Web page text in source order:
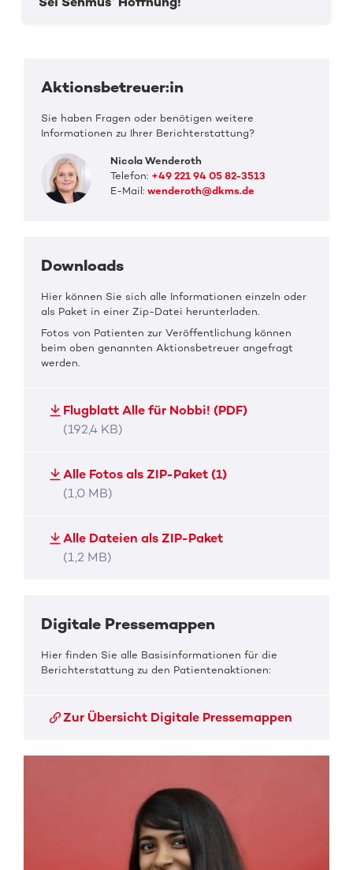
Aktionsbetreuer:in
Sie haben Fragen oder benötigen weitere
Informationen zu Ihrer Berichterstattung?
Nicola Wenderoth
Telefon: +49 221 94 05 82-3513
E-Mail:wenderoth@dkms.de
Downloads
Hier können Sie sich alle Informationen einzeln oder
als Paket in einer Zip-Datei herunterladen.
Fotos von Patienten zur Veröffentlichung können
beim oben genannten Aktionsbetreuer angefragt
werden.
Flugblatt Alle für Nobbi! (PDF)
(192,4 KB)
Alle Fotos als ZIP-Paket (1)
(1,0 MB)
Alle Dateien als ZIP-Paket
(1,2 MB)
Digitale Pressemappen
Hier finden Sie alle Basisinformationen für die
Berichterstattung zu den Patientenaktionen:
Zur Übersicht Digitale Pressemappen